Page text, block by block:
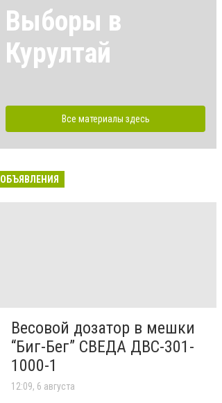
Выборы в
Курултай
Все материалы здесь
ОБЪЯВЛЕНИЯ
Весовой дозатор в мешки
“Биг-Бег” СВЕДА ДВС-301-
1000-1
12:09, 6 августа